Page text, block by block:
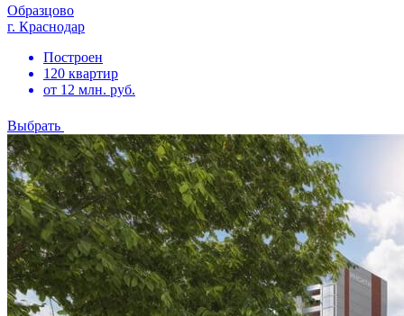
Образцово
г. Краснодар
Построен
120 квартир
от 12 млн. руб.
Выбрать